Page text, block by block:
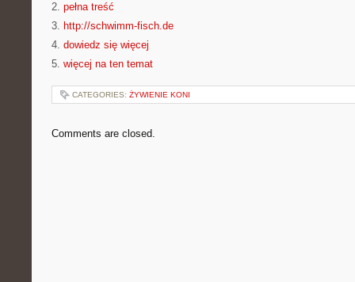
2. pełna treść
3. http://schwimm-fisch.de
4. dowiedz się więcej
5. więcej na ten temat
CATEGORIES: ŻYWIENIE KONI
Comments are closed.